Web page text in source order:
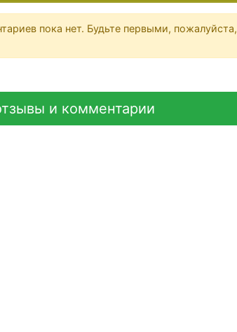
пока нет. Будьте первыми, пожалуйста,
и комментарии